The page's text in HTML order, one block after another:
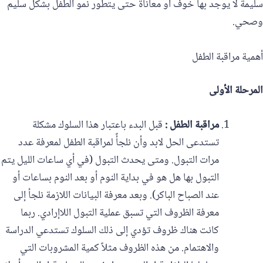
سليمة لا يوجد بها خوف أو معاناة حتى يتطور نمو الطفل بشكل سليم
وصحي.
أهمية مراقبة الطفل
المرحلة الأولى
مراقبة الطفل :قبل البدء باعتبار هذا السلوك مشكلة
تستدعى الحل لابد وأن نلجأً لمراقبة الطفل لمعرفة عدد
مرات التبول. ومتى يحدث التبول (في أي ساعات الليل يتم
التبول بها هل هو في بداية النوم أو بعد النوم بساعات أو
عند الصباح الباكر). وبعد معرفة البيانات اللازمة نلجأ إلى
معرفة الظروف التي تسبق عملية التبول اللاإرادي. ربما
كانت هناك ظروف تؤدي إلى ذلك السلوك تستدعي الدراسة
والاهتمام. من هذه الظروف مثلاً كمية المشروبات التي